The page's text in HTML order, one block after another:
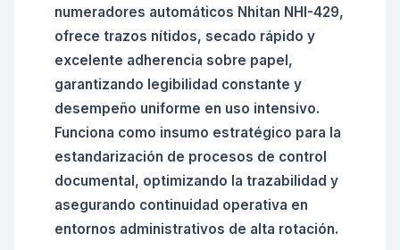
numeradores automáticos Nhitan NHI-429,
ofrece trazos nítidos, secado rápido y
excelente adherencia sobre papel,
garantizando legibilidad constante y
desempeño uniforme en uso intensivo.
Funciona como insumo estratégico para la
estandarización de procesos de control
documental, optimizando la trazabilidad y
asegurando continuidad operativa en
entornos administrativos de alta rotación.